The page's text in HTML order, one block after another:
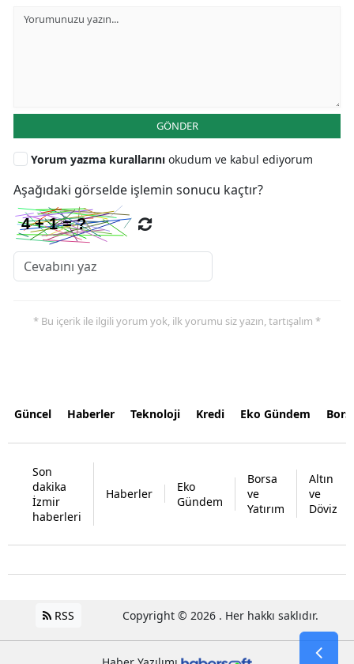
GÖNDER
Yorum yazma kurallarını okudum ve kabul ediyorum
Aşağıdaki görselde işlemin sonucu kaçtır?
* Bu içerik ile ilgili yorum yok, ilk yorumu siz yazın, tartışalım *
Güncel Haberler Teknoloji Kredi Eko Gündem
Son
dakika
İzmir
haberleri
Haberler
Eko
Gündem
Borsa
ve
Yatırım
Altın
ve
Döviz
RSS Copyright © 2026 . Her hakkı saklıdır.